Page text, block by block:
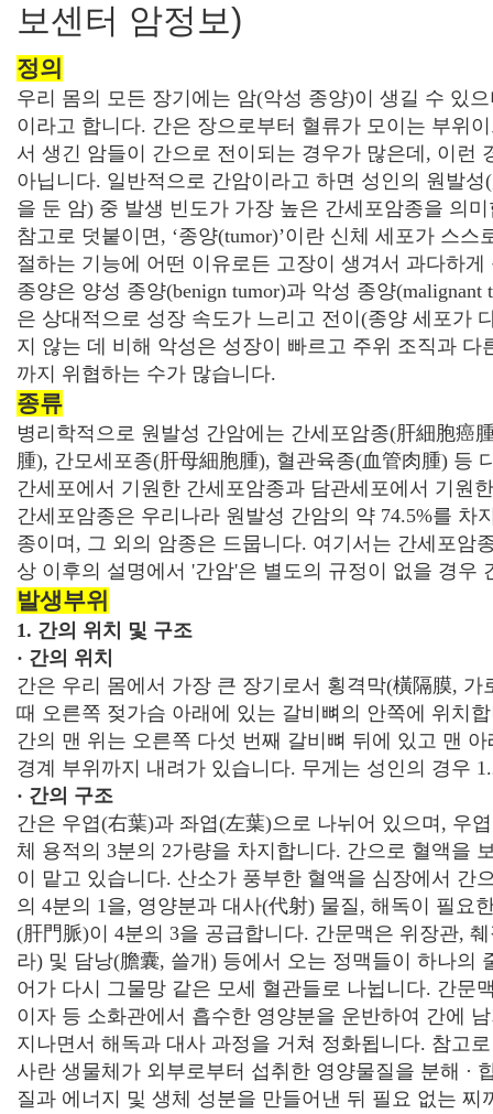
보센터 암정보)
정의
우리 몸의 모든 장기에는 암(악성 종양)이 생길 수 있
이라고 합니다. 간은 장으로부터 혈류가 모이는 부위
서 생긴 암들이 간으로 전이되는 경우가 많은데, 이런
아닙니다. 일반적으로 간암이라고 하면 성인의 원발성(
을 둔 암) 중 발생 빈도가 가장 높은 간세포암종을 의
참고로 덧붙이면, ‘종양(tumor)’이란 신체 세포가 스스
절하는 기능에 어떤 이유로든 고장이 생겨서 과다하
종양은 양성 종양(benign tumor)과 악성 종양(malignant
은 상대적으로 성장 속도가 느리고 전이(종양 세포가
지 않는 데 비해 악성은 성장이 빠르고 주위 조직과 다
까지 위협하는 수가 많습니다.
종류
병리학적으로 원발성 간암에는 간세포암종(肝細胞癌
腫), 간모세포종(肝母細胞腫), 혈관육종(血管肉腫) 등
간세포에서 기원한 간세포암종과 담관세포에서 기원
간세포암종은 우리나라 원발성 간암의 약 74.5%를 차
종이며, 그 외의 암종은 드뭅니다. 여기서는 간세포암
상 이후의 설명에서 '간암'은 별도의 규정이 없을 경우
발생부위
1. 간의 위치 및 구조
· 간의 위치
간은 우리 몸에서 가장 큰 장기로서 횡격막(橫隔膜, 가
때 오른쪽 젖가슴 아래에 있는 갈비뼈의 안쪽에 위치
간의 맨 위는 오른쪽 다섯 번째 갈비뼈 뒤에 있고 맨
경계 부위까지 내려가 있습니다. 무게는 성인의 경우
· 간의 구조
간은 우엽(右葉)과 좌엽(左葉)으로 나뉘어 있으며, 우
체 용적의 3분의 2가량을 차지합니다. 간으로 혈액을
이 맡고 있습니다. 산소가 풍부한 혈액을 심장에서 간
의 4분의 1을, 영양분과 대사(代射) 물질, 해독이 필요
(肝門 脈)이 4분의 3을 공급합니다. 간문맥은 위장관,
라) 및 담낭(膽囊, 쓸개) 등에서 오는 정맥들이 하나의
어가 다시 그물망 같은 모세 혈관들로 나뉩니다. 간문
이자 등 소화관에서 흡수한 영양분을 운반하여 간에
지나면서 해독과 대사 과정을 거쳐 정화됩니다. 참고
사란 생물체가 외부로부터 섭취한 영양물질을 분해 ·
질과 에너지 및 생체 성분을 만들어낸 뒤 필요 없는 찌